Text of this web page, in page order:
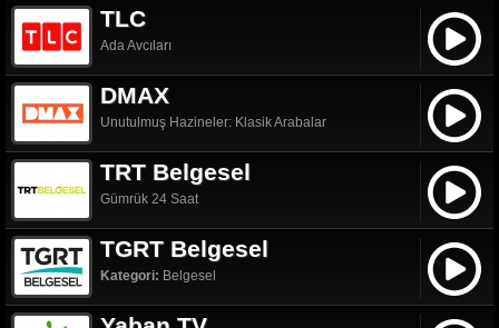
TLC
Ada Avcıları
DMAX
Unutulmuş Hazineler: Klasik Arabalar
TRT Belgesel
Gümrük 24 Saat
TGRT Belgesel
Kategori: Belgesel